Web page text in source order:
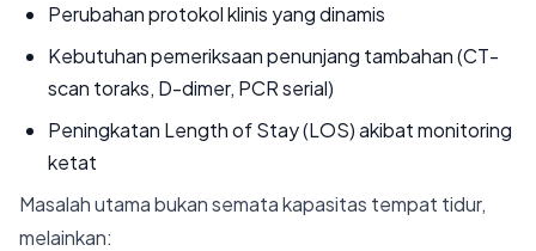
Perubahan protokol klinis yang dinamis
Kebutuhan pemeriksaan penunjang tambahan (CT-
scan toraks, D-dimer, PCR serial)
Peningkatan Length of Stay (LOS) akibat monitoring
ketat
Masalah utama bukan semata kapasitas tempat tidur,
melainkan: